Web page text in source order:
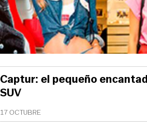
17 OCTUBRE
Captur: el pequeño
SUV